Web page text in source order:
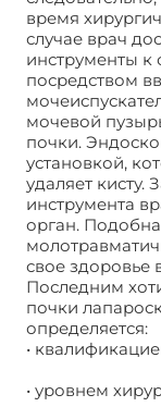
время
случае врач
инструменты
посредством
мочевой
почки.
установкой,
удаляет
инструмента
орган.
свое здоровье
Последним
почки
определяется:
•
• уровнем